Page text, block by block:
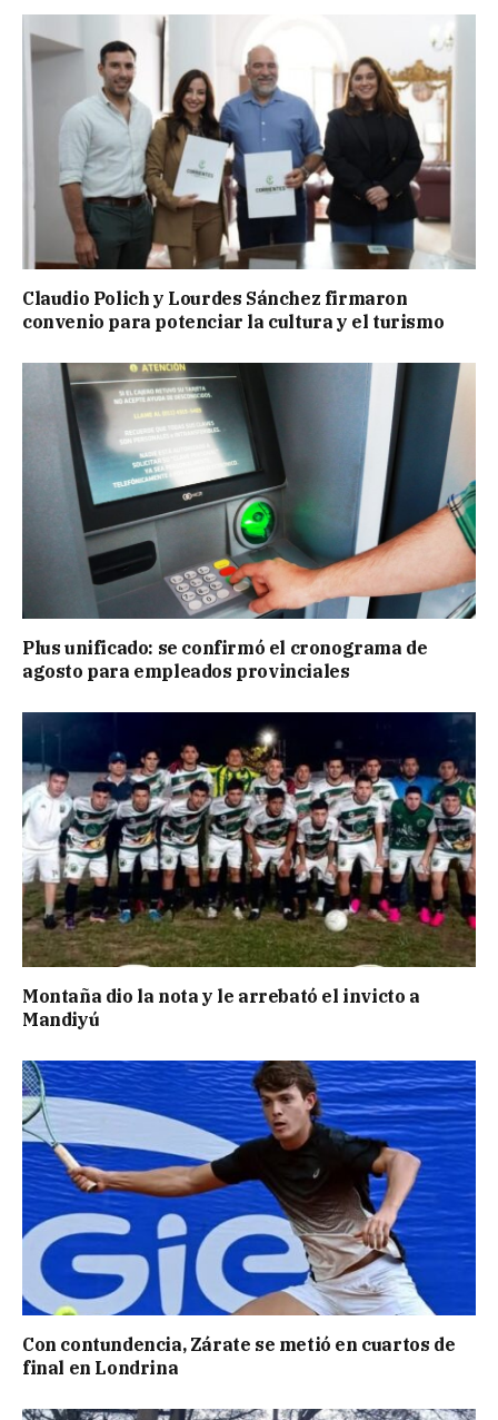
Claudio Polich y Lourdes Sánchez firmaron
convenio para potenciar la cultura y el turismo
Plus unificado: se confirmó el cronograma de
agosto para empleados provinciales
Montaña dio la nota y le arrebató el invicto a
Mandiyú
Con contundencia, Zárate se metió en cuartos de
final en Londrina